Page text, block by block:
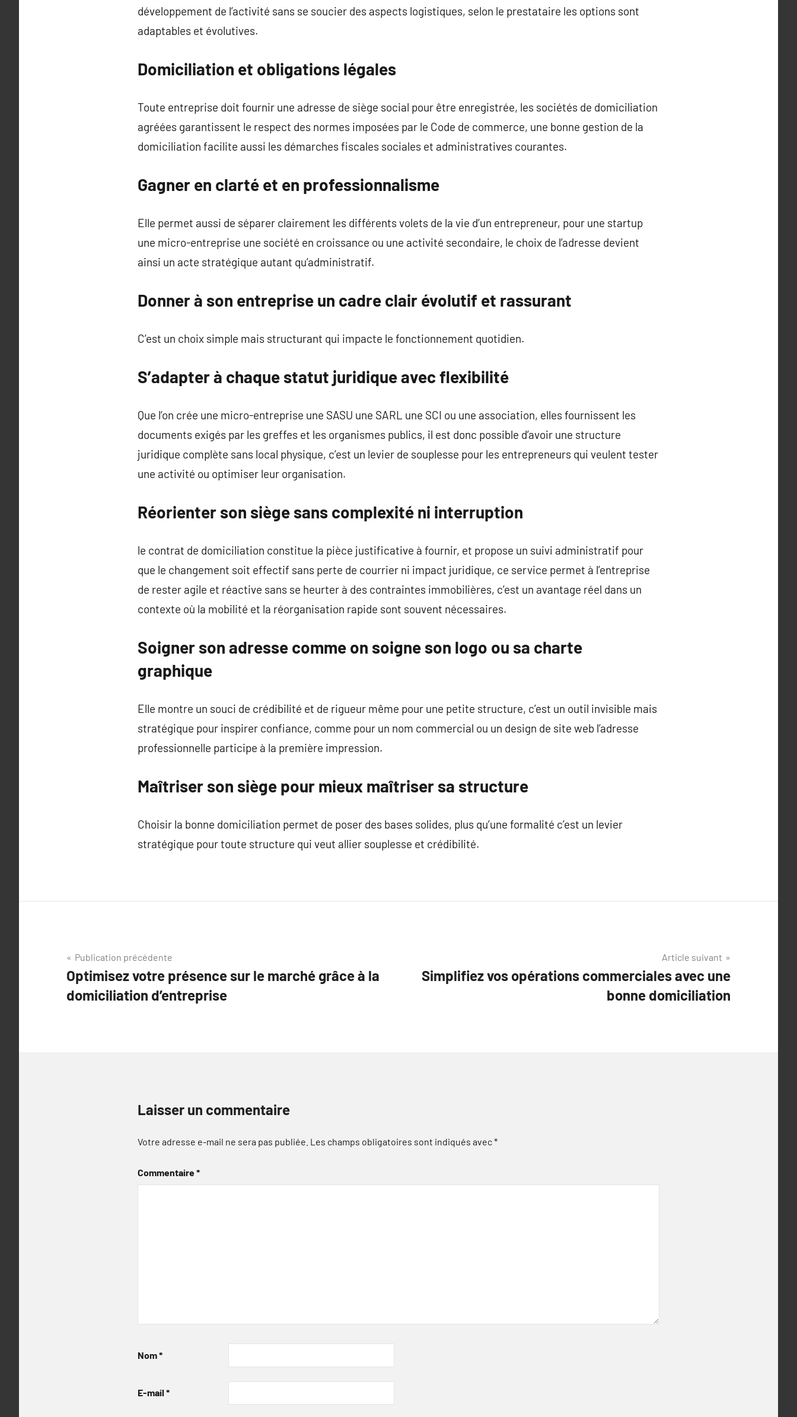
développement de l’activité sans se soucier des aspects logistiques, selon le prestataire les options sont
adaptables et évolutives.
Domiciliation et obligations légales
Toute entreprise doit fournir une adresse de siège social pour être enregistrée, les sociétés de domiciliation
agréées garantissent le respect des normes imposées par le Code de commerce, une bonne gestion de la
domiciliation facilite aussi les démarches fiscales sociales et administratives courantes.
Gagner en clarté et en professionnalisme
Elle permet aussi de séparer clairement les différents volets de la vie d’un entrepreneur, pour une startup
une micro-entreprise une société en croissance ou une activité secondaire, le choix de l’adresse devient
ainsi un acte stratégique autant qu’administratif.
Donner à son entreprise un cadre clair évolutif et rassurant
C’est un choix simple mais structurant qui impacte le fonctionnement quotidien.
S’adapter à chaque statut juridique avec flexibilité
Que l’on crée une micro-entreprise une SASU une SARL une SCI ou une association, elles fournissent les
documents exigés par les greffes et les organismes publics, il est donc possible d’avoir une structure
juridique complète sans local physique, c’est un levier de souplesse pour les entrepreneurs qui veulent tester
une activité ou optimiser leur organisation.
Réorienter son siège sans complexité ni interruption
le contrat de domiciliation constitue la pièce justificative à fournir, et propose un suivi administratif pour
que le changement soit effectif sans perte de courrier ni impact juridique, ce service permet à l’entreprise
de rester agile et réactive sans se heurter à des contraintes immobilières, c’est un avantage réel dans un
contexte où la mobilité et la réorganisation rapide sont souvent nécessaires.
Soigner son adresse comme on soigne son logo ou sa charte
graphique
Elle montre un souci de crédibilité et de rigueur même pour une petite structure, c’est un outil invisible mais
stratégique pour inspirer confiance, comme pour un nom commercial ou un design de site web l’adresse
professionnelle participe à la première impression.
Maîtriser son siège pour mieux maîtriser sa structure
Choisir la bonne domiciliation permet de poser des bases solides, plus qu’une formalité c’est un levier
stratégique pour toute structure qui veut allier souplesse et crédibilité.
Navigation
de
l’article
Publication précédente
Optimisez votre présence sur le marché grâce à la
domiciliation d’entreprise
Article suivant
Simplifiez vos opérations commerciales avec une
bonne domiciliation
Laisser un commentaire
Votre adresse e-mail ne sera pas publiée. Les champs obligatoires sont indiqués avec*
Commentaire*
Nom*
E-mail *